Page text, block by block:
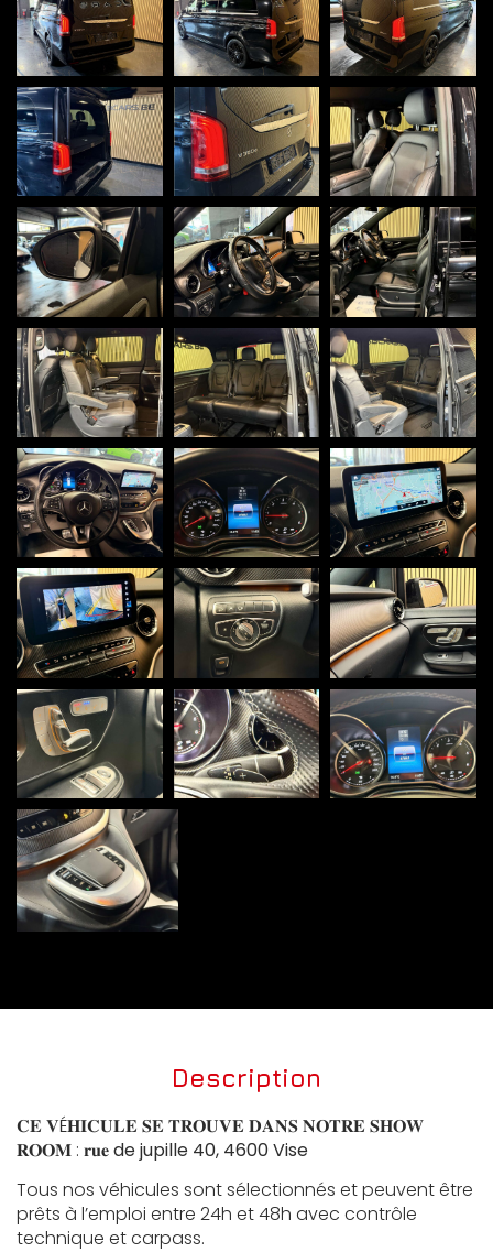
Description
𝐂𝐄 𝐕É𝐇𝐈𝐂𝐔𝐋𝐄 𝐒𝐄 𝐓𝐑𝐎𝐔𝐕𝐄 𝐃𝐀𝐍𝐒 𝐍𝐎𝐓𝐑𝐄 𝐒𝐇𝐎𝐖
𝐑𝐎𝐎𝐌 : 𝐫𝐮𝐞de jupille 40, 4600 Vise
Tous nos véhicules sont sélectionnés et peuvent être
prêts à l’emploi entre 24h et 48h avec contrôle
technique et carpass.